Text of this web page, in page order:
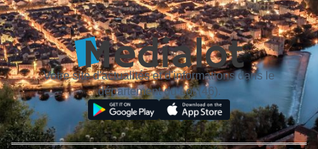
Votre site d'actualités et d'informations dans le
département du Lot (46).